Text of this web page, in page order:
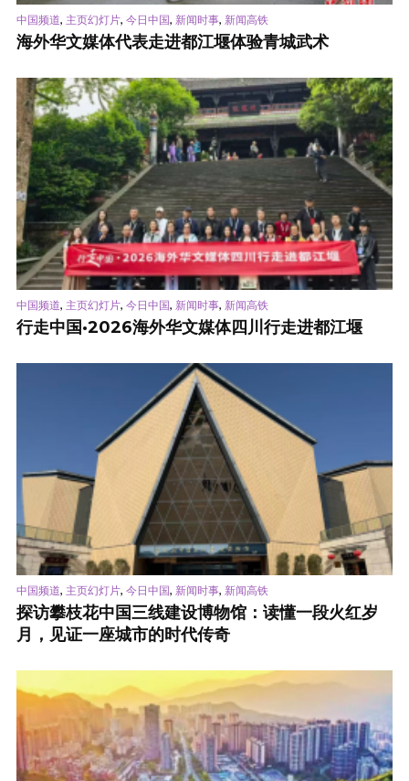
中国频道, 主页幻灯片, 今日中国, 新闻时事, 新闻高铁
海外华文媒体代表走进都江堰体验青城武术
中国频道, 主页幻灯片, 今日中国, 新闻时事, 新闻高铁
行走中国·2026海外华文媒体四川行走进都江堰
中国频道, 主页幻灯片, 今日中国, 新闻时事, 新闻高铁
探访攀枝花中国三线建设博物馆：读懂一段火红岁
月，见证一座城市的时代传奇